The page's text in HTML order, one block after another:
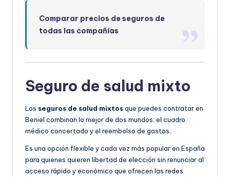
Comparar precios de seguros de
todas las compañías
Seguro de salud mixto
Los seguros de salud mixtosque puedes contratar en
Beniel combinan lo mejor de dos mundos: el cuadro
médico concertado y el reembolso de gastos.
Es una opción flexible y cada vez más popular en España
para quienes quieren libertad de elección sin renunciar al
acceso rápido y económico que ofrecen las redes